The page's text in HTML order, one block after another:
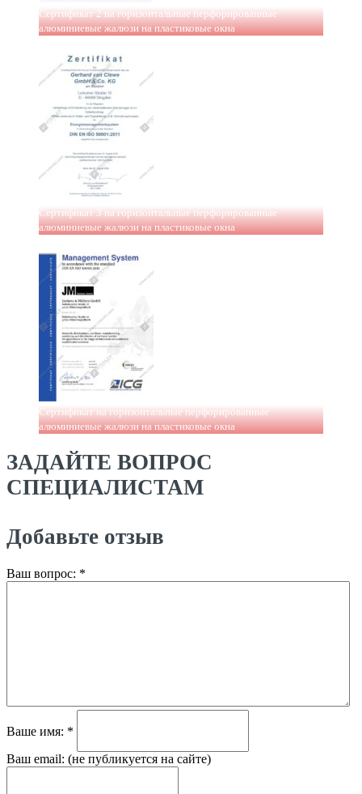
Сертификат 2 на горизонтальные перфорированные
алюминиевые жалюзи на пластиковые окна
Сертификат 3 на горизонтальные перфорированные
алюминиевые жалюзи на пластиковые окна
Сертификат на горизонтальные перфорированные
алюминиевые жалюзи на пластиковые окна
ЗАДАЙТЕ ВОПРОС
СПЕЦИАЛИСТАМ
Добавьте отзыв
Ваш вопрос: *
Ваше имя: *
Ваш email: (не публикуется на сайте)